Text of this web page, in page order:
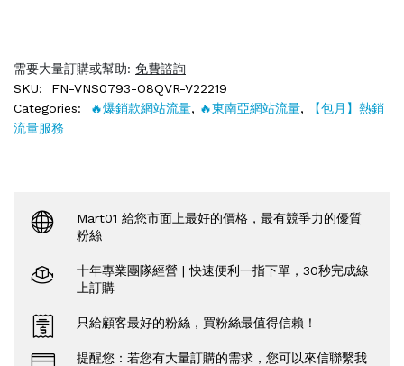
需要大量訂購或幫助: 免費諮詢
SKU:
FN-VNS0793-O8QVR-V22219
Categories:
🔥爆銷款網站流量, 🔥東南亞網站流量,
【包月】熱銷
流量服務
Mart01 給您市面上最好的價格，最有競爭力的優質
粉絲
十年專業團隊經營 | 快速便利一指下單，30秒完成線
上訂購
只給顧客最好的粉絲，買粉絲最值得信賴！
提醒您：若您有大量訂購的需求，您可以來信聯繫我